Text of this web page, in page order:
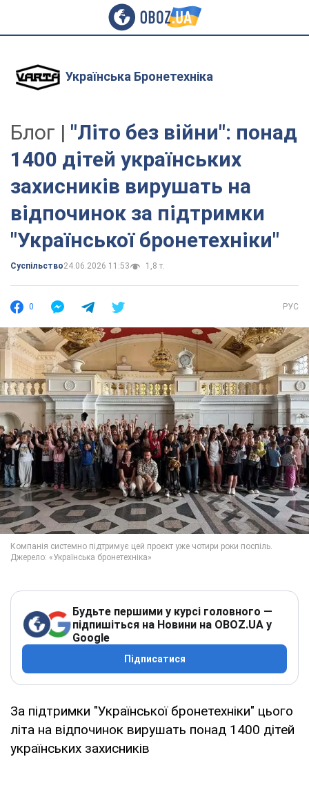
Українська Бронетехніка
Блог | "Літо без війни": понад
1400 дітей українських
захисників вирушать на
відпочинок за підтримки
"Української бронетехніки"
Суспільство24.06.2026 11:53 1,8 т.
0 РУС
Будьте першими у курсі головного —
підпишіться на Новини на OBOZ.UA у
Google
Підписатися
За підтримки "Української бронетехніки" цього
літа на відпочинок вирушать понад 1400 дітей
українських захисників